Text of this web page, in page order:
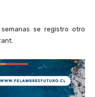
se registro otro